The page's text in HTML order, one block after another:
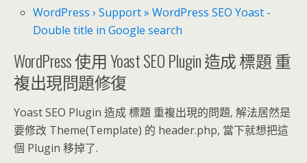
WordPress › Support » WordPress SEO Yoast -
Double title in Google search
WordPress 使用 Yoast SEO Plugin 造成 標題 重
複出現問題修復
Yoast SEO Plugin 造成 標題 重複出現的問題, 解法居然是
要修改 Theme(Template) 的 header.php, 當下就想把這
個 Plugin 移掉了.